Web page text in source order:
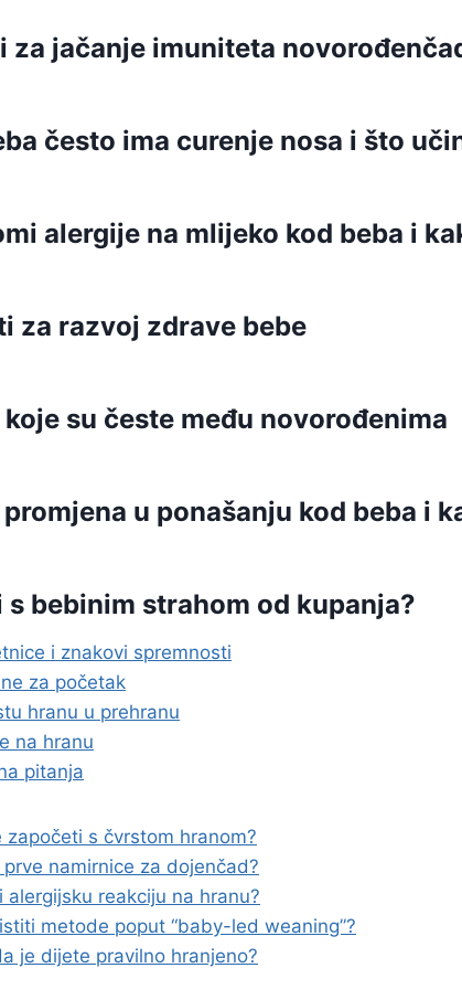
za jačanje imuniteta
često ima curenje nosa i što
alergije na mlijeko kod beba i
za razvoj zdrave bebe
su česte među novorođenima
u ponašanju kod beba i
s bebinim strahom od kupanja?
i znakovi spremnosti
za početak
hranu u prehranu
na hranu
pitanja
započeti s čvrstom hranom?
namirnice za dojenčad?
alergijsku reakciju na hranu?
metode poput “baby-led weaning”?
je dijete pravilno hranjeno?